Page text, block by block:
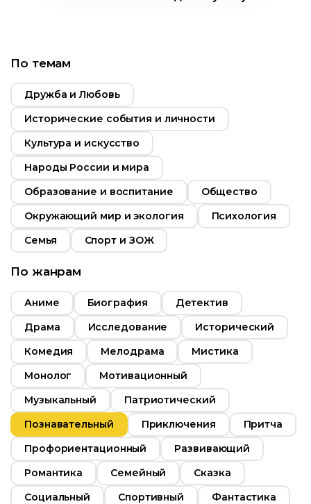
Австралия
Возраст
Длительность
Год
Страна Россия
По темам
Дружба и Любовь
Исторические события и личности
Культура и искусство
Народы России и мира
Образование и воспитание
Общество
Окружающий мир и экология
Психология
Семья
Спорт и ЗОЖ
По жанрам
Аниме Биография
Детектив
Драма
Исследование
Исторический
Комедия
Мелодрама
Мистика
Монолог
Мотивационный
Музыкальный
Патриотический
Познавательный
Приключения
Притча
Профориентационный
Развивающий
Романтика
Семейный
Сказка
Социальный
Спортивный
Фантастика